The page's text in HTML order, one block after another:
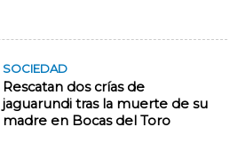
SOCIEDAD
Rescatan dos crías de
jaguarundi tras la muerte de su
madre en Bocas del Toro